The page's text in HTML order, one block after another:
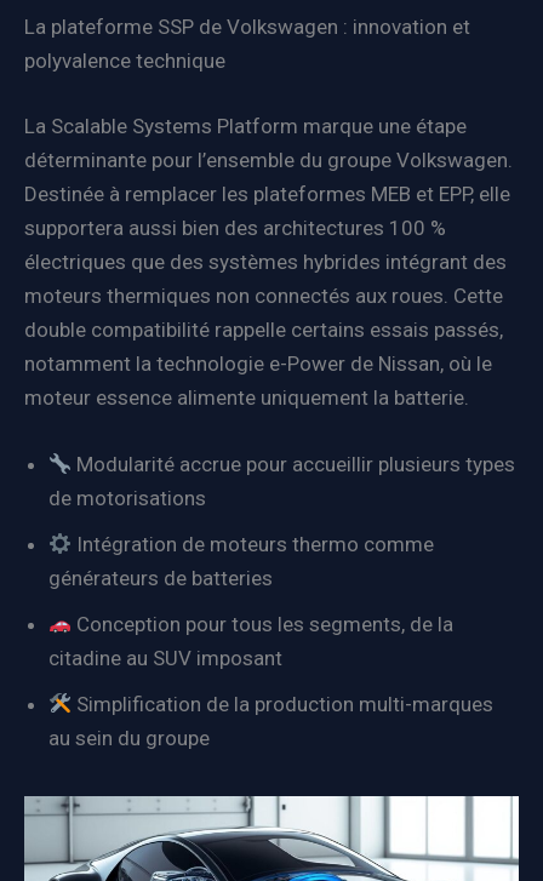
La plateforme SSP de Volkswagen : innovation et
polyvalence technique
La Scalable Systems Platform marque une étape
déterminante pour l’ensemble du groupe Volkswagen.
Destinée à remplacer les plateformes MEB et EPP, elle
supportera aussi bien des architectures 100 %
électriques que des systèmes hybrides intégrant des
moteurs thermiques non connectés aux roues. Cette
double compatibilité rappelle certains essais passés,
notamment la technologie e-Power de Nissan, où le
moteur essence alimente uniquement la batterie.
Modularité accrue pour accueillir plusieurs types
de motorisations
Intégration de moteurs thermo comme
générateurs de batteries
Conception pour tous les segments, de la
citadine au SUV imposant
Simplification de la production multi-marques
au sein du groupe